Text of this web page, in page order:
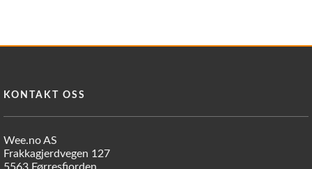
KONTAKT OSS
Wee.no AS
Frakkagjerdvegen 127